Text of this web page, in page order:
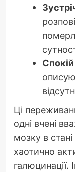
Ці
одні вчені
мозку в стані
хаотично